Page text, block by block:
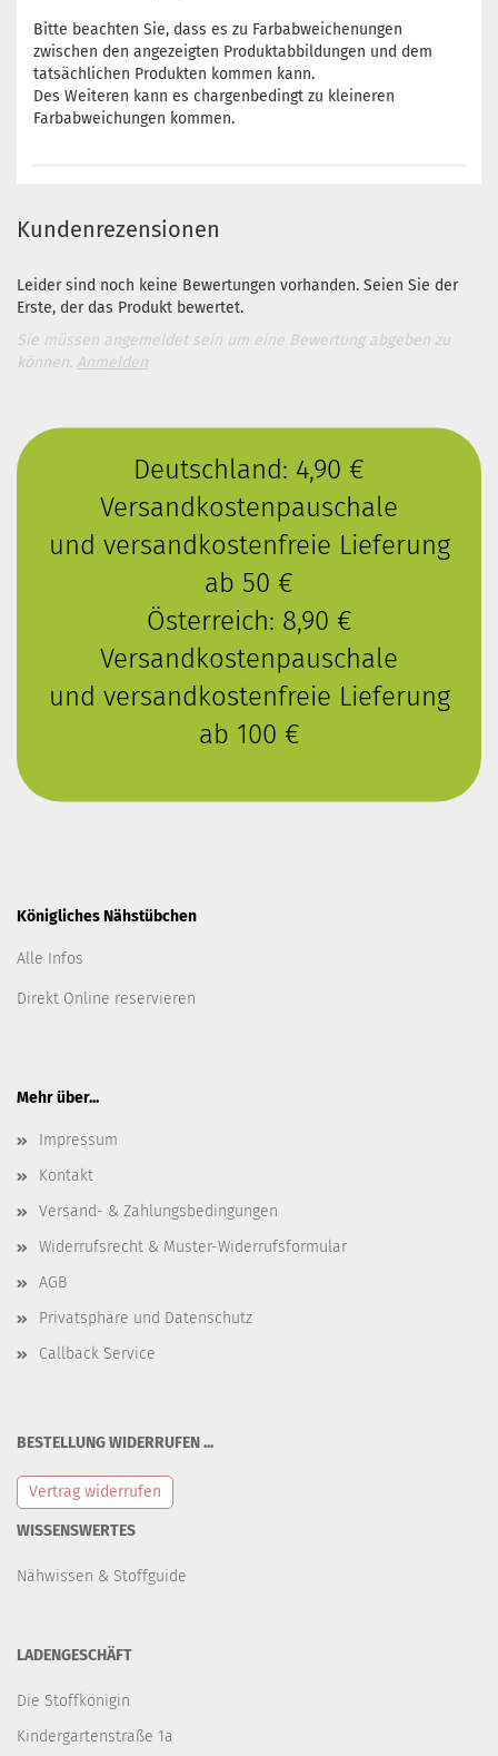
Bitte beachten Sie, dass es zu Farbabweichenungen
zwischen den angezeigten Produktabbildungen und dem
tatsächlichen Produkten kommen kann.
Des Weiteren kann es chargenbedingt zu kleineren
Farbabweichungen kommen.
Kundenrezensionen
Leider sind noch keine Bewertungen vorhanden. Seien Sie der
Erste, der das Produkt bewertet.
Sie müssen angemeldet sein um eine Bewertung abgeben zu
können. Anmelden
Deutschland: 4,90 €
Versandkostenpauschale
und versandkostenfreie Lieferung
ab 50 €
Österreich: 8,90 €
Versandkostenpauschale
und versandkostenfreie Lieferung
ab 100 €
Königliches Nähstübchen
Alle Infos
Direkt Online reservieren
Mehr über...
Impressum
Kontakt
Versand- & Zahlungsbedingungen
Widerrufsrecht & Muster-Widerrufsformular
AGB
Privatsphäre und Datenschutz
Callback Service
BESTELLUNG WIDERRUFEN ...
Vertrag widerrufen
WISSENSWERTES
Nähwissen & Stoffguide
LADENGESCHÄFT
Die Stoffkönigin
Kindergartenstraße 1a